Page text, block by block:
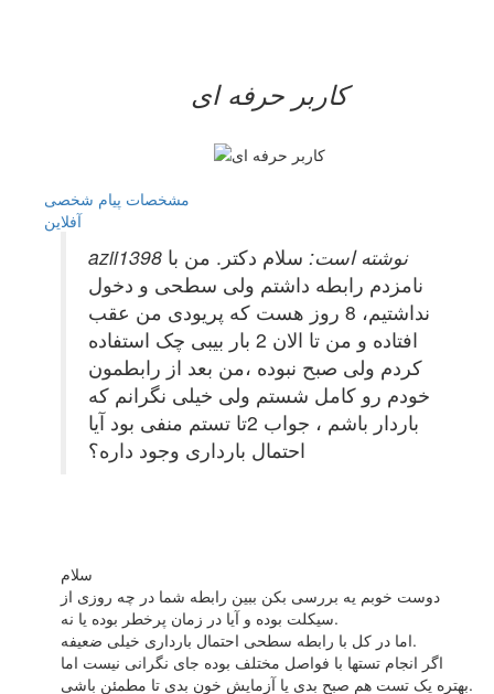
کاربر حرفه ای
مشخصات پیام شخصی
آفلاين
azii1398 نوشته است: سلام دکتر. من با
نامزدم رابطه داشتم ولی سطحی و دخول
نداشتیم، 8 روز هست که پریودی من عقب
افتاده و من تا الان 2 بار بیبی چک استفاده
کردم ولی صبح نبوده ،من بعد از رابطمون
خودم رو کامل شستم ولی خیلی نگرانم که
باردار باشم ، جواب 2تا تستم منفی بود آیا
احتمال بارداری وجود داره؟
سلام
دوست خوبم یه بررسی بکن ببین رابطه شما در چه روزی از
سیکلت بوده و آیا در زمان پرخطر بوده یا نه.
اما در کل با رابطه سطحی احتمال بارداری خیلی ضعیفه.
اگر انجام تستها با فواصل مختلف بوده جای نگرانی نیست اما
بهتره یک تست هم صبح بدی یا آزمایش خون بدی تا مطمئن باشی.